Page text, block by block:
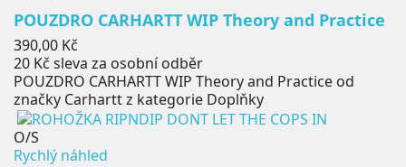
POUZDRO CARHARTT WIP Theory and Practice
Cena
390,00 Kč
20 Kč sleva za osobní odběr
POUZDRO CARHARTT WIP Theory and Practice od
značky Carhartt z kategorie Doplňky
O/S
Rychlý náhled